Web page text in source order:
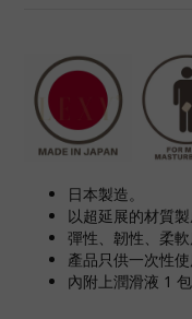
日本製造。
以超延展的材質製
彈性、韌性、柔軟
產品只供一次性使
內附上潤滑液 1 包